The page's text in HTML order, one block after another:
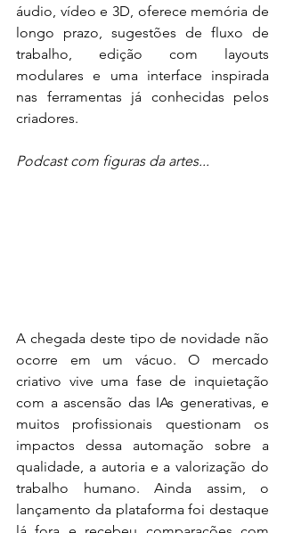
áudio, vídeo e 3D, oferece memória de
longo prazo, sugestões de fluxo de
trabalho, edição com layouts
modulares e uma interface inspirada
nas ferramentas já conhecidas pelos
criadores.
Podcast com figuras da artes...
A chegada deste tipo de novidade não
ocorre em um vácuo. O mercado
criativo vive uma fase de inquietação
com a ascensão das IAs generativas, e
muitos profissionais questionam os
impactos dessa automação sobre a
qualidade, a autoria e a valorização do
trabalho humano. Ainda assim, o
lançamento da plataforma foi destaque